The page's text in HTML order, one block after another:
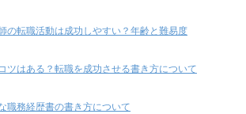
の転職活動は成功しやすい？年齢と難易度
ツはある？転職を成功させる書き方について
職務経歴書の書き方について